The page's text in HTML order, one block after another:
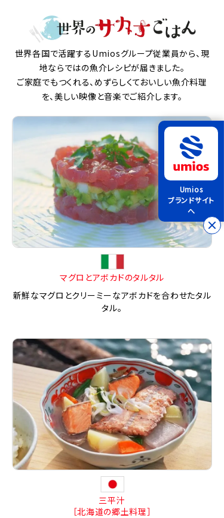
世界各国で活躍するUmiosグループ従業員から、現
地ならではの魚介レシピが届きました。
ご家庭でもつくれる、めずらしくておいしい魚介料理
を、美しい映像と音楽でご紹介します。
マグロとアボカドのタルタル
新鮮なマグロとクリーミーなアボカドを合わせたタル
タル。
三平汁
［北海道の郷土料理］
Umios
ブランドサイト
へ